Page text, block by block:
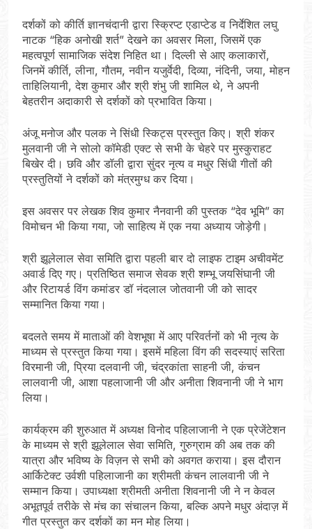
दर्शकों को कीर्ति ज्ञानचंदानी द्वारा स्क्रिप्ट एडाप्टेड व निर्देशित लघु
नाटक “हिक अनोखी शर्त” देखने का अवसर मिला, जिसमें एक
महत्वपूर्ण सामाजिक संदेश निहित था। दिल्ली से आए कलाकारों,
जिनमें कीर्ति, लीना, गौतम, नवीन यजुर्वेदी, दिव्या, नंदिनी, जया, मोहन
ताहिलियानी, देश कुमार और श्री शंभु जी शामिल थे, ने अपनी
बेहतरीन अदाकारी से दर्शकों को प्रभावित किया।
अंजू मनोज और पलक ने सिंधी स्किट्स प्रस्तुत किए। श्री शंकर
मुलवानी जी ने सोलो कॉमेडी एक्ट से सभी के चेहरे पर मुस्कुराहट
बिखेर दी। छवि और डॉली द्वारा सुंदर नृत्य व मधुर सिंधी गीतों की
प्रस्तुतियों ने दर्शकों को मंत्रमुग्ध कर दिया।
इस अवसर पर लेखक शिव कुमार नैनवानी की पुस्तक “देव भूमि” का
विमोचन भी किया गया, जो साहित्य में एक नया अध्याय जोड़ेगी।
श्री झूलेलाल सेवा समिति द्वारा पहली बार दो लाइफ टाइम अचीवमेंट
अवार्ड दिए गए। प्रतिष्ठित समाज सेवक श्री शम्भू जयसिंघानी जी
और रिटायर्ड विंग कमांडर डॉ नंदलाल जोतवानी जी को सादर
सम्मानित किया गया।
बदलते समय में माताओं की वेशभूषा में आए परिवर्तनों को भी नृत्य के
माध्यम से प्रस्तुत किया गया। इसमें महिला विंग की सदस्याएं सरिता
विरमानी जी, प्रिया दलवानी जी, चंद्रकांता साहनी जी, कंचन
लालवानी जी, आशा पहलाजानी जी और अनीता शिवनानी जी ने भाग
लिया।
कार्यक्रम की शुरुआत में अध्यक्ष विनोद पहिलाजानी ने एक प्रेजेंटेशन
के माध्यम से श्री झूलेलाल सेवा समिति, गुरुग्राम की अब तक की
यात्रा और भविष्य के विज़न से सभी को अवगत कराया। इस दौरान
आर्किटेक्ट उर्वशी पहिलाजानी का श्रीमती कंचन लालवानी जी ने
सम्मान किया। उपाध्यक्षा श्रीमती अनीता शिवनानी जी ने न केवल
अभूतपूर्व तरीके से मंच का संचालन किया, बल्कि अपने मधुर अंदाज़ में
गीत प्रस्तुत कर दर्शकों का मन मोह लिया।